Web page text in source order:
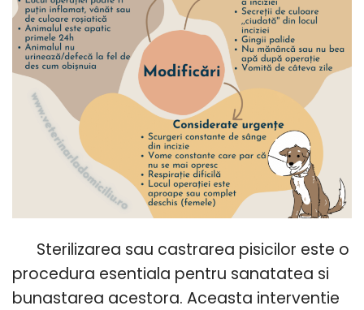
Sterilizarea sau castrarea pisicilor este o
procedura esentiala pentru sanatatea si
bunastarea acestora. Aceasta interventie